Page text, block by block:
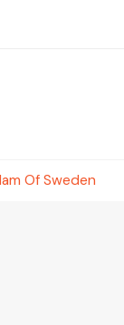
Of Sweden